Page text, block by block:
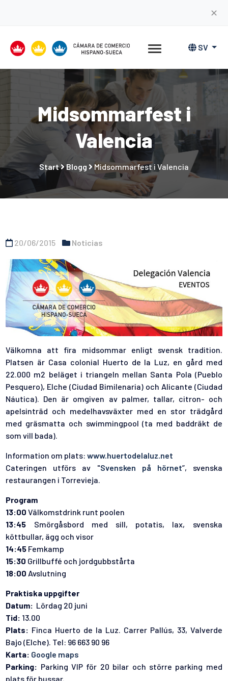
✕
SV
Midsommarfest i
Valencia
Start Blogg Midsommarfest i Valencia
20/06/2015 Noticias
Välkomna att fira midsommar enligt svensk tradition.
Platsen är Casa colonial Huerto de la Luz, en gård med
22.000 m2 beläget i triangeln mellan Santa Pola (Pueblo
Pesquero), Elche (Ciudad Bimilenaria) och Alicante (Ciudad
Náutica). Den är omgiven av palmer, tallar, citron- och
apelsinträd och medelhavsväxter med en stor trädgård
med gräsmatta och swimmingpool (ta med baddräkt de
som vill bada).
Information om plats:www.huertodelaluz.net
Cateringen utförs av "Svensken på hörnet”, svenska
restaurangen i Torrevieja.
Program
13:00 Välkomstdrink runt poolen
13:45 Smörgåsbord med sill, potatis, lax, svenska
köttbullar, ägg och visor
14:45 Femkamp
15:30 Grillbuffé och jordgubbstårta
18:00 Avslutning
Praktiska uppgifter
Datum: Lördag 20 juni
Tid: 13.00
Plats: Finca Huerto de la Luz. Carrer Pallús, 33, Valverde
Bajo (Elche). Tel: 96 663 90 96
Karta: Google maps
Parking: Parking VIP för 20 bilar och större parking med
plats för bussar.